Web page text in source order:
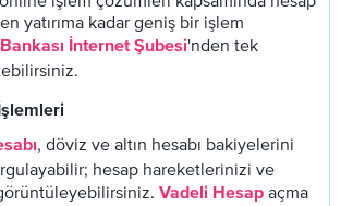
yatırıma kadar geniş bir işlem
Bankası İnternet Şubesi'nden tek
, döviz ve altın hesabı bakiyelerini
hesap hareketlerinizi ve
Vadeli Hesap açma